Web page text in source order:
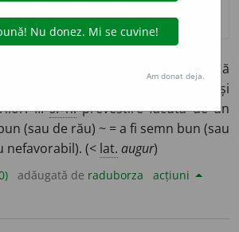
roman despre care se credea că
după zborul, cântecul și
II.s. n.prevestire făcută de un
(sau de rău) ~ = a fi semn bun (sau
nefavorabil). (< lat. augur)
adăugată de raduborza acțiuni
Am donat deja.